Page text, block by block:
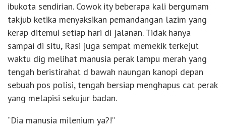
ibukota sendirian. Cowok ity beberapa kali bergumam
takjub ketika menyaksikan pemandangan lazim yang
kerap ditemui setiap hari di jalanan. Tidak hanya
sampai di situ, Rasi juga sempat memekik terkejut
waktu dig melihat manusia perak lampu merah yang
tengah beristirahat d bawah naungan kanopi depan
sebuah pos polisi, tengah bersiap menghapus cat perak
yang melapisi sekujur badan.
“Dia manusia milenium ya?!”